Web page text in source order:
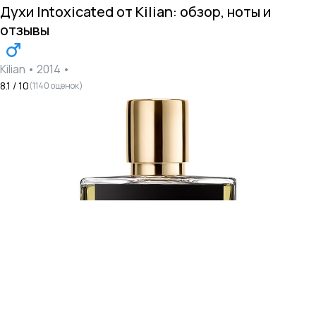
Духи Intoxicated от Kilian: обзор, ноты и
отзывы
Kilian • 2014 •
8.1 / 10(1140оценок)